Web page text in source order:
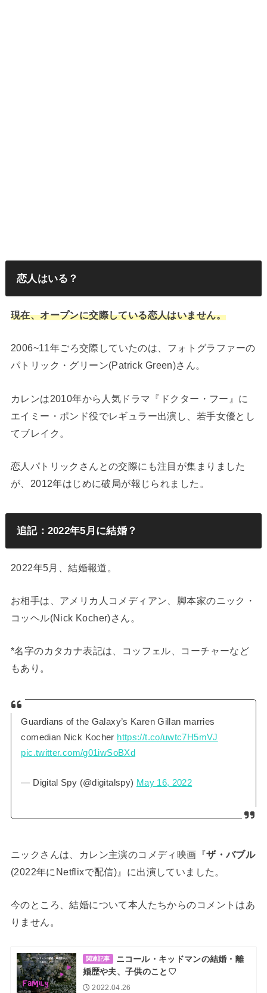
恋人はいる？
現在、オープンに交際している恋人はいません。
2006~11年ごろ交際していたのは、フォトグラファーの
パトリック・グリーン(Patrick Green)さん。
カレンは2010年から人気ドラマ『ドクター・フー』に
エイミー・ポンド役でレギュラー出演し、若手女優とし
てブレイク。
恋人パトリックさんとの交際にも注目が集まりました
が、2012年はじめに破局が報じられました。
追記：2022年5月に結婚？
2022年5月、結婚報道。
お相手は、アメリカ人コメディアン、脚本家のニック・
コッヘル(Nick Kocher)さん。
*名字のカタカナ表記は、コッフェル、コーチャーなど
もあり。
Guardians of the Galaxy’s Karen Gillan marries
comedian Nick Kocher https://t.co/uwtc7H5mVJ
pic.twitter.com/g01iwSoBXd
— Digital Spy (@digitalspy) May 16, 2022
ニックさんは、カレン主演のコメディ映画『ザ・バブル
(2022年にNetflixで配信)』に出演していました。
今のところ、結婚について本人たちからのコメントはあ
りません。
関連記事
ニコール・キッドマンの結婚・離
婚歴や夫、子供のこと♡
2022.04.26